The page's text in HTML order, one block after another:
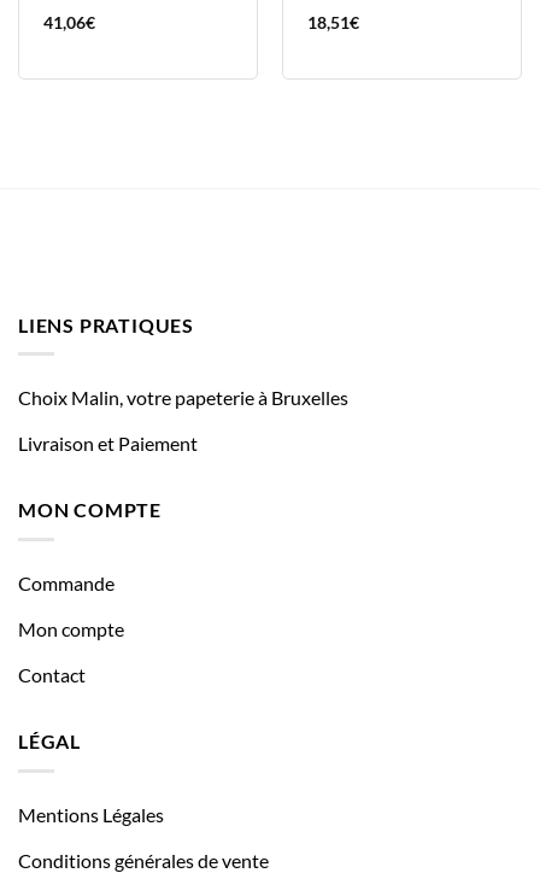
41,06€ 18,51€
LIENS PRATIQUES
Choix Malin, votre papeterie à Bruxelles
Livraison et Paiement
MON COMPTE
Commande
Mon compte
Contact
LÉGAL
Mentions Légales
Conditions générales de vente